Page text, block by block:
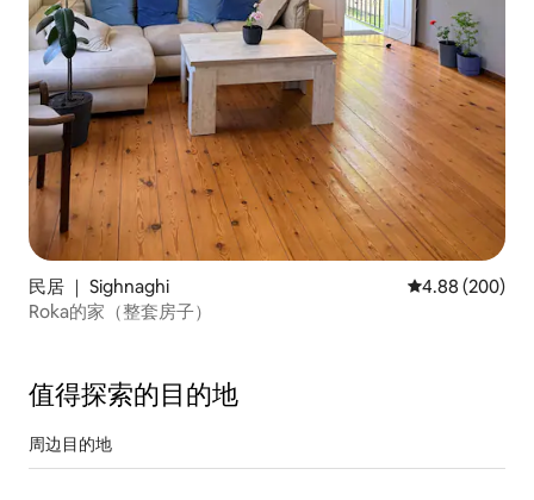
民居 ｜ Sighnaghi 平均评分 4.88
4.88 (200)
Roka的家（整套房子）
值得探索的目的地
周边目的地